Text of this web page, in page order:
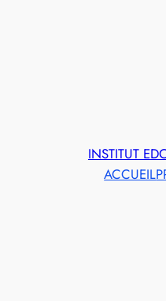
INSTITUT
ACCUEIL